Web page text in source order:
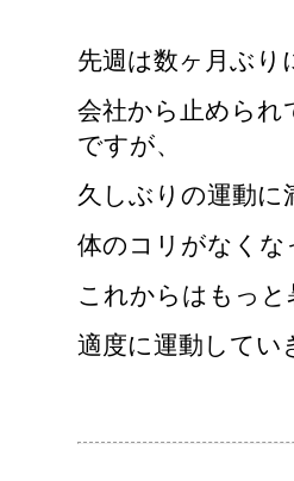
先週は数ヶ月ぶ
会社から止められ
ですが、
久しぶりの運動
体のコリがなくな
これからはもっ
適度に運動してい